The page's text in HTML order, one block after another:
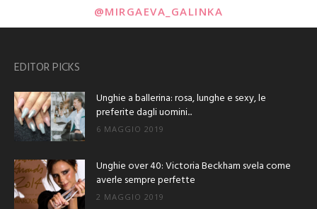
@MIRGAEVA_GALINKA
EDITOR PICKS
Unghie a ballerina: rosa, lunghe e sexy, le
preferite dagli uomini...
6 MAGGIO 2019
Unghie over 40: Victoria Beckham svela come
averle sempre perfette
2 MAGGIO 2019